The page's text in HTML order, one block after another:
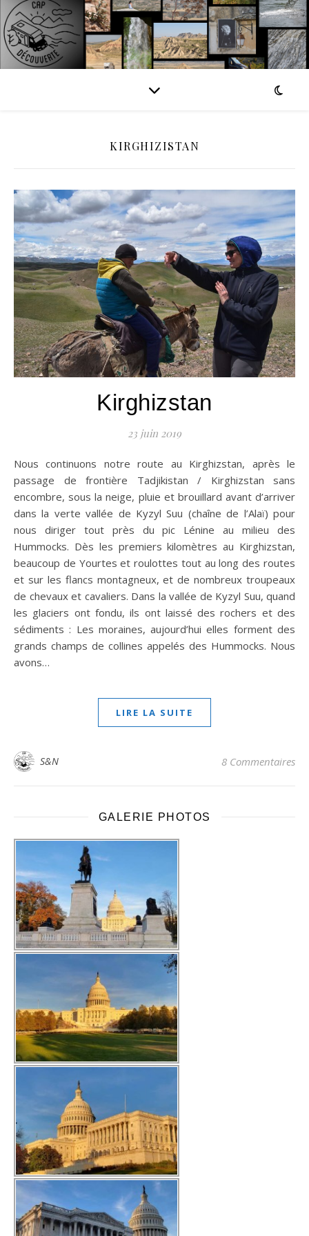
KIRGHIZISTAN
Kirghizstan
23 juin 2019
Nous continuons notre route au Kirghizstan, après le
passage de frontière Tadjikistan / Kirghizstan sans
encombre, sous la neige, pluie et brouillard avant d’arriver
dans la verte vallée de Kyzyl Suu (chaîne de l’Alaï) pour
nous diriger tout près du pic Lénine au milieu des
Hummocks. Dès les premiers kilomètres au Kirghizstan,
beaucoup de Yourtes et roulottes tout au long des routes
et sur les flancs montagneux, et de nombreux troupeaux
de chevaux et cavaliers. Dans la vallée de Kyzyl Suu, quand
les glaciers ont fondu, ils ont laissé des rochers et des
sédiments : Les moraines, aujourd’hui elles forment des
grands champs de collines appelés des Hummocks. Nous
avons…
LIRE LA SUITE
S&N 8 Commentaires
GALERIE PHOTOS